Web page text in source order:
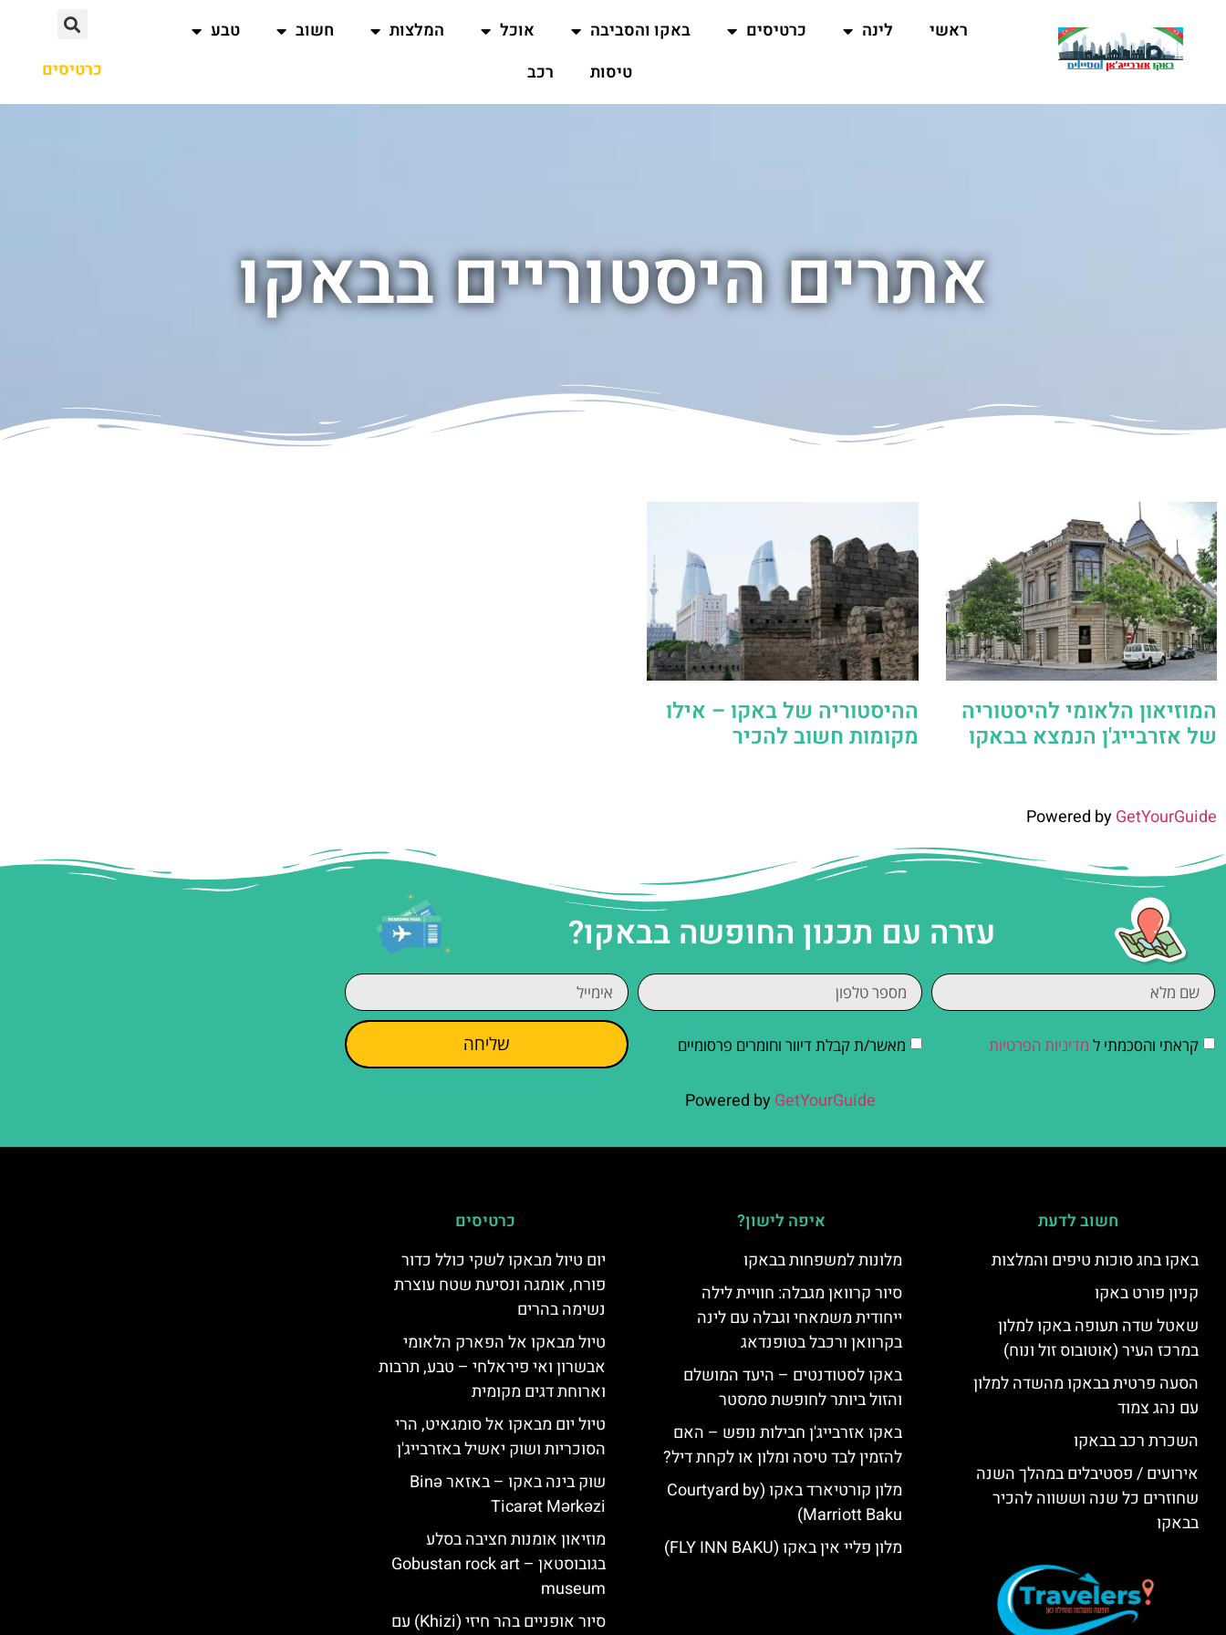
ראשי לינה כרטיסים באקו והסביבה אוכל המלצות חשוב
טבע
טיסות
רכב כרטיסים
אתרים היסטוריים בבאקו
המוזיאון הלאומי להיסטוריה
של אזרבייג'ן הנמצא בבאקו
ההיסטוריה של באקו – אילו
מקומות חשוב להכיר
Powered byGetYourGuide
עזרה עם תכנון החופשה בבאקו?
קראתי והסכמתי ל מדיניות הפרטיות מאשר/ת קבלת דיוור וחומרים פרסומיים שליחה
Powered by GetYourGuide
חשוב לדעת
באקו בחג סוכות טיפים והמלצות
קניון פורט באקו
שאטל שדה תעופה באקו למלון
במרכז העיר (אוטובוס זול ונוח)
הסעה פרטית בבאקו מהשדה למלון
עם נהג צמוד
השכרת רכב בבאקו
אירועים / פסטיבלים במהלך השנה
שחוזרים כל שנה וששווה להכיר
בבאקו
איפה לישון?
מלונות למשפחות בבאקו
סיור קרוואן מגבלה: חוויית לילה
ייחודית משמאחי וגבלה עם לינה
בקרוואן ורכבל בטופנדאג
באקו לסטודנטים – היעד המושלם
והזול ביותר לחופשת סמסטר
באקו אזרבייג'ן חבילות נופש – האם
להזמין לבד טיסה ומלון או לקחת דיל?
מלון קורטיארד באקו (Courtyard by
Marriott Baku)
מלון פליי אין באקו (FLY INN BAKU)
כרטיסים
יום טיול מבאקו לשקי כולל כדור
פורח, אומגה ונסיעת שטח עוצרת
נשימה בהרים
טיול מבאקו אל הפארק הלאומי
אבשרון ואי פיראלחי – טבע, תרבות
וארוחת דגים מקומית
טיול יום מבאקו אל סומגאיט, הרי
הסוכריות ושוק יאשיל באזרבייג'ן
שוק בינה באקו – באזאר Binə
Ticarət Mərkəzi
מוזיאון אומנות חציבה בסלע
בגובוסטאן – Gobustan rock art
museum
סיור אופניים בהר חיזי (Khizi) עם